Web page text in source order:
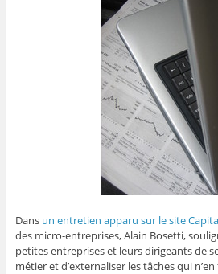
Dans un entretien apparu sur le site
des micro-entreprises, Alain Bosetti,
petites entreprises et leurs dirigeants de
métier et d’externaliser les tâches qui